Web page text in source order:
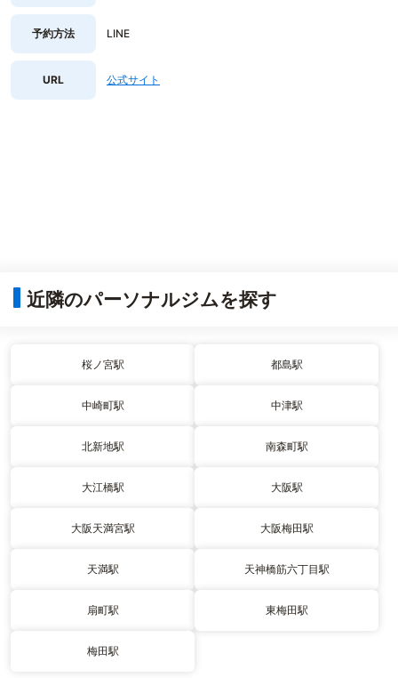
予約方法 LINE
URL 公式サイト
近隣のパーソナルジムを探す
桜ノ宮駅 都島駅
中崎町駅 中津駅
北新地駅 南森町駅
大江橋駅 大阪駅
大阪天満宮駅 大阪梅田駅
天満駅 天神橋筋六丁目駅
扇町駅 東梅田駅
梅田駅